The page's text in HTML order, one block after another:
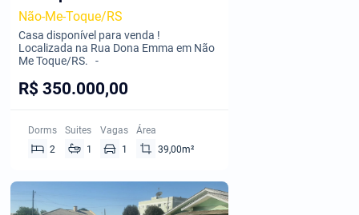
Não-Me-Toque/RS
Casa disponível para venda !
Localizada na Rua Dona Emma em Não
Me Toque/RS. -
R$ 350.000,00
Dorms
2
Suites
1
Vagas
1
Área
39,00m²